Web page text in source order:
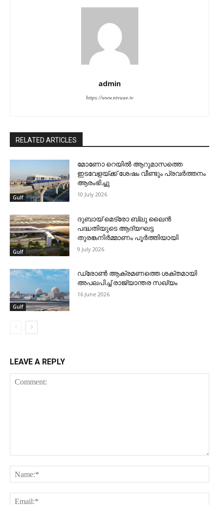
admin
https://www.ntvuae.tv
RELATED ARTICLES
Gulf
മോണോ റെയില്‍ ആറുമാസത്തെ
ഇടവേളയ്ക്ക് ശേഷം വീണ്ടും പ്രവര്‍ത്തനം
ആരംഭിച്ചു
10 July 2026
Gulf
ദുബായ് മെട്രോ ബ്ലു ലൈന്‍
പദ്ധതിയുടെ ആദ്യഘട്ട
തുരങ്കനിര്‍മ്മാണം പൂര്‍ത്തിയായി
9 July 2026
Gulf
ഡ്രോണ്‍ ആക്രമണത്തെ ശക്തമായി
അപലപിച്ച് രാജ്യാന്തര സഖ്യം
16 June 2026
LEAVE A REPLY